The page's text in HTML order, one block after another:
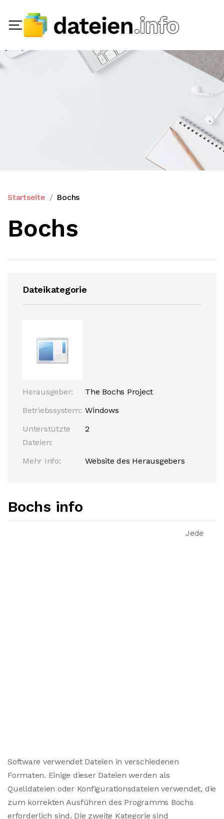
Startseite Bochs
Bochs
Dateikategorie
Herausgeber:
The Bochs Project
Betriebssystem: Windows
Unterstützte
Dateien:
2
Mehr Info: Website des Herausgebers
Bochs info
Jede
Software verwendet Dateien in verschiedenen
Formaten. Einige dieser Dateien werden als
Quelldateien oder Konfigurationsdateien verwendet, die
zum korrekten Ausführen des Programms Bochs
erforderlich sind. Die zweite Kategorie sind